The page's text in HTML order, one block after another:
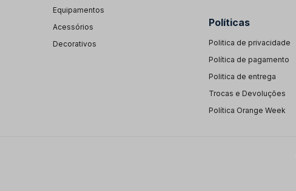
Equipamentos
Acessórios
Decorativos
Políticas
Politica de privacidade
Política de pagamento
Politica de entrega
Trocas e Devoluções
Política Orange Week